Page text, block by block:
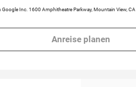
Inc. 1600 Amphitheatre Parkway, Mountain View,
Anreise planen